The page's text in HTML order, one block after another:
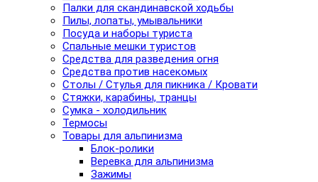
Палки для скандинавской ходьбы
Пилы, лопаты, умывальники
Посуда и наборы туриста
Спальные мешки туристов
Средства для разведения огня
Средства против насекомых
Столы / Стулья для пикника / Кровати
Стяжки, карабины, транцы
Сумка - холодильник
Термосы
Товары для альпинизма
Блок-ролики
Веревка для альпинизма
Зажимы